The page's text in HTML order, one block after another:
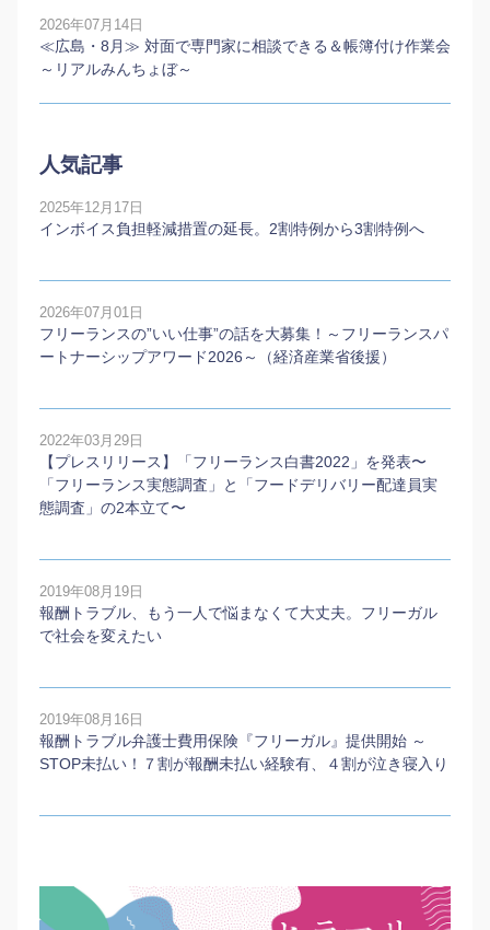
2026年07月14日
≪広島・8月≫ 対面で専門家に相談できる＆帳簿付け作業会
～リアルみんちょぼ～
人気記事
2025年12月17日
インボイス負担軽減措置の延長。2割特例から3割特例へ
2026年07月01日
フリーランスの”いい仕事”の話を大募集！～フリーランスパ
ートナーシップアワード2026～（経済産業省後援）
2022年03月29日
【プレスリリース】「フリーランス白書2022」を発表〜
「フリーランス実態調査」と「フードデリバリー配達員実
態調査」の2本⽴て〜
2019年08月19日
報酬トラブル、もう一人で悩まなくて大丈夫。フリーガル
で社会を変えたい
2019年08月16日
報酬トラブル弁護士費用保険『フリーガル』提供開始 ～
STOP未払い！７割が報酬未払い経験有、４割が泣き寝入り